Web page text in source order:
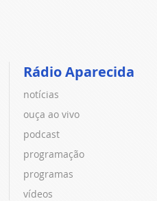
Rádio Aparecida
notícias
ouça ao vivo
podcast
programação
programas
vídeos